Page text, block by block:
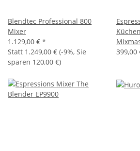
Blendtec Professional 800
Mixer
1.129,00 € *
Statt 1.249,00 € (-9%, Sie
sparen 120,00 €)
399,00